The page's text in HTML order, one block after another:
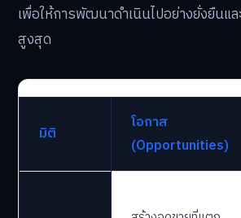
เพื่อให้การพัฒนาดำเนินไปอย่างยั่งยืนแล
สูงสุด
มิติ
โอกาส
(Opportunities)